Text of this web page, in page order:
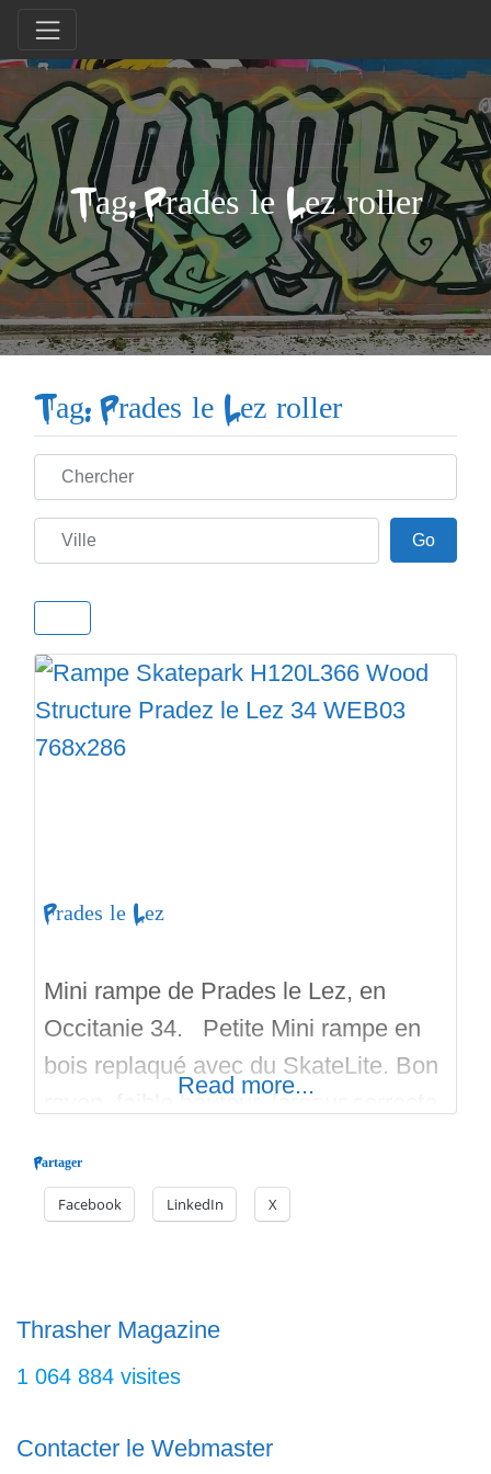
Tag: Prades le Lez roller
Tag: Prades le Lez roller
Chercher
Ville GoGo
Prades le Lez
Mini rampe de Prades le Lez, en
Occitanie 34. Petite Mini rampe en
bois replaqué avec du SkateLite. Bon
rayon, faible hauteur, largeur correcte
extérieur et libre d’accès. Découvrez
ce spot qui offre une Mini Rampe près
Surf avec Skateparks.fr,
Read more...
Partager
Facebook LinkedIn X
Thrasher Magazine
1 064 884 visites
Contacter le Webmaster